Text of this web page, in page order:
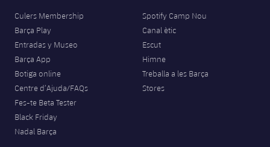
Culers Membership
Barça Play
Entradas y Museo
Barça App
Botiga online
Centre d’Ajuda/FAQs
Fes-te Beta Tester
Black Friday
Nadal Barça
Spotify Camp Nou
Canal ètic
Escut
Himne
Treballa a les Barça
Stores